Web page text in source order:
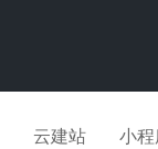
云建站 小